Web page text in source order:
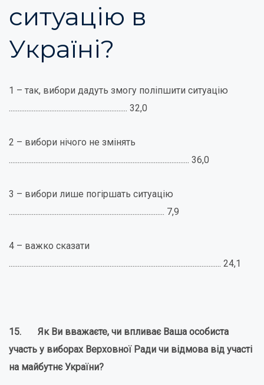
ситуацію в
Україні?
1 – так, вибори дадуть змогу поліпшити ситуацію
................................................................... 32,0
2 – вибори нічого не змінять
...................................................................................................... 36,0
3 – вибори лише погіршать ситуацію
........................................................................................ 7,9
4 – важко сказати
........................................................................................................................ 24,1
15. Як Ви вважаєте, чи впливає Ваша особиста
участь у виборах Верховної Ради чи відмова від участі
на майбутнє України?